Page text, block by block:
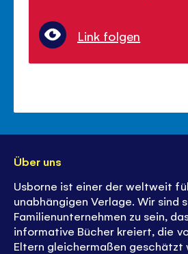
Link folgen
Über uns
Usborne ist einer der weltweit
unabhängigen Verlage. Wir sind
Familienunternehmen zu sein,
informative Bücher kreiert, die
Eltern gleichermaßen geschätzt